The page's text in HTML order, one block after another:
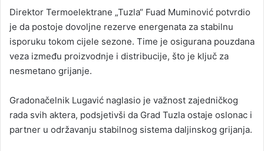
Direktor Termoelektrane „Tuzla“ Fuad Muminović potvrdio
je da postoje dovoljne rezerve energenata za stabilnu
isporuku tokom cijele sezone. Time je osigurana pouzdana
veza između proizvodnje i distribucije, što je ključ za
nesmetano grijanje.
Gradonačelnik Lugavić naglasio je važnost zajedničkog
rada svih aktera, podsjetivši da Grad Tuzla ostaje oslonac i
partner u održavanju stabilnog sistema daljinskog grijanja.